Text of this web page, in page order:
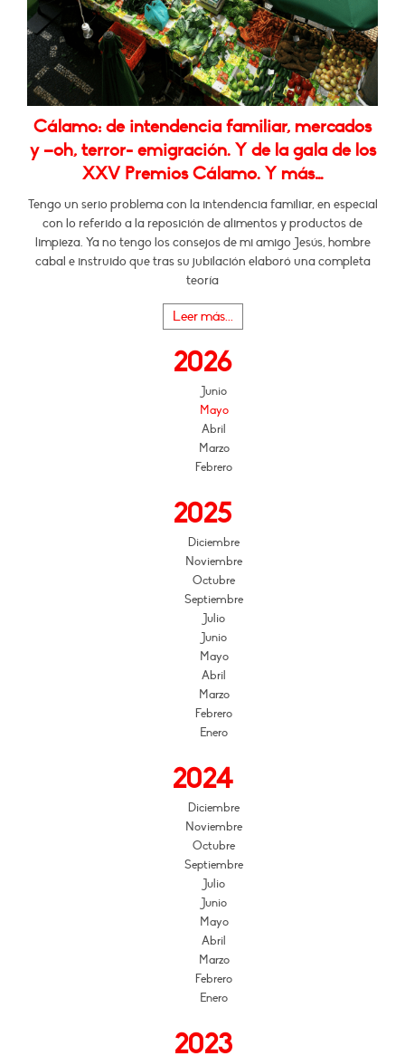
Cálamo: de intendencia familiar, mercados
y –oh, terror- emigración. Y de la gala de los
XXV Premios Cálamo. Y más…
Tengo un serio problema con la intendencia familiar, en especial
con lo referido a la reposición de alimentos y productos de
limpieza. Ya no tengo los consejos de mi amigo Jesús, hombre
cabal e instruido que tras su jubilación elaboró una completa
teoría
Leer más...
2026
Junio
Mayo
Abril
Marzo
Febrero
2025
Diciembre
Noviembre
Octubre
Septiembre
Julio
Junio
Mayo
Abril
Marzo
Febrero
Enero
2024
Diciembre
Noviembre
Octubre
Septiembre
Julio
Junio
Mayo
Abril
Marzo
Febrero
Enero
2023